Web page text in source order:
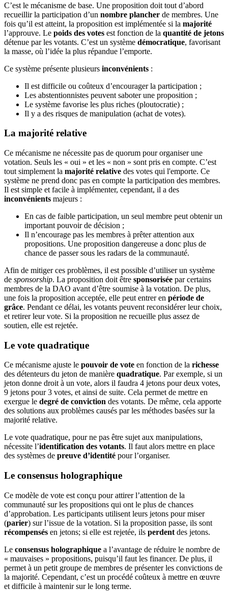
C’est le mécanisme de base. Une proposition doit tout d’abord
recueillir la participation d’un nombre plancher de membres. Une
fois qu’il est atteint, la proposition est implémentée si la majorité
l’approuve. Le poids des votes est fonction de la quantité de jetons
détenue par les votants. C’est un système démocratique, favorisant
la masse, où l’idée la plus répandue l’emporte.
Ce système présente plusieurs inconvénients :
Il est difficile ou coûteux d’encourager la participation ;
Les abstentionnistes peuvent saboter une proposition ;
Le système favorise les plus riches (ploutocratie) ;
Il y a des risques de manipulation (achat de votes).
La majorité relative
Ce mécanisme ne nécessite pas de quorum pour organiser une
votation. Seuls les « oui » et les « non » sont pris en compte. C’est
tout simplement la majorité relative des votes qui l'emporte. Ce
système ne prend donc pas en compte la participation des membres.
Il est simple et facile à implémenter, cependant, il a des
inconvénients majeurs :
En cas de faible participation, un seul membre peut obtenir un
important pouvoir de décision ;
Il n’encourage pas les membres à prêter attention aux
propositions. Une proposition dangereuse a donc plus de
chance de passer sous les radars de la communauté.
Afin de mitiger ces problèmes, il est possible d’utiliser un système
de sponsorship. La proposition doit être sponsorisée par certains
membres de la DAO avant d’être soumise à la votation. De plus,
une fois la proposition acceptée, elle peut entrer en période de
grâce. Pendant ce délai, les votants peuvent reconsidérer leur choix,
et retirer leur vote. Si la proposition ne recueille plus assez de
soutien, elle est rejetée.
Le vote quadratique
Ce mécanisme ajuste le pouvoir de vote en fonction de la richesse
des détenteurs du jeton de manière quadratique. Par exemple, si un
jeton donne droit à un vote, alors il faudra 4 jetons pour deux votes,
9 jetons pour 3 votes, et ainsi de suite. Cela permet de mettre en
exergue le degré de conviction des votants. De même, cela apporte
des solutions aux problèmes causés par les méthodes basées sur la
majorité relative.
Le vote quadratique, pour ne pas être sujet aux manipulations,
nécessite l’identification des votants. Il faut alors mettre en place
des systèmes de preuve d’identité pour l’organiser.
Le consensus holographique
Ce modèle de vote est conçu pour attirer l’attention de la
communauté sur les propositions qui ont le plus de chances
d’approbation. Les participants utilisent leurs jetons pour miser
(parier) sur l’issue de la votation. Si la proposition passe, ils sont
récompensés en jetons; si elle est rejetée, ils perdent des jetons.
Le consensus holographique a l’avantage de réduire le nombre de
« mauvaises » propositions, puisqu’il faut les financer. De plus, il
permet à un petit groupe de membres de présenter les convictions de
la majorité. Cependant, c’est un procédé coûteux à mettre en œuvre
et difficile à maintenir sur le long terme.